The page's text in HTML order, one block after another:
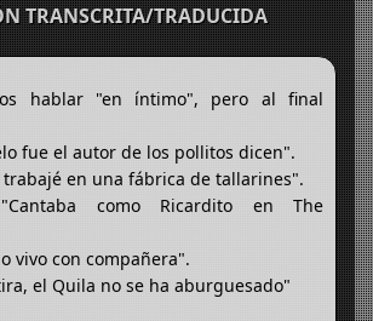
TRANSCRITA/TRADUCIDA
hablar "en íntimo", pero al final
fue el autor de los pollitos dicen".
trabajé en una fábrica de tallarines".
como Ricardito en The
vivo con compañera".
el Quila no se ha aburguesado"